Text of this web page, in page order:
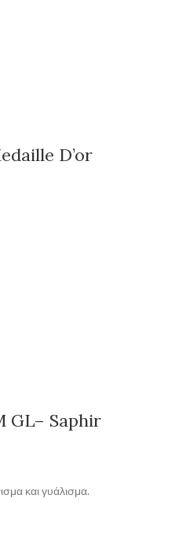
D’or
GL– Saphir
και γυάλισμα.